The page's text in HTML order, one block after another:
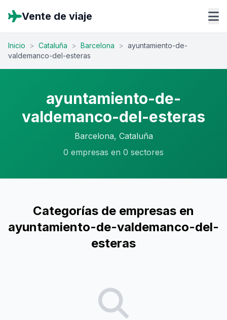
Vente de viaje
Inicio > Cataluña > Barcelona > ayuntamiento-de-
valdemanco-del-esteras
ayuntamiento-de-
valdemanco-del-esteras
Barcelona, Cataluña
0 empresas en 0 sectores
Categorías de empresas en
ayuntamiento-de-valdemanco-del-
esteras